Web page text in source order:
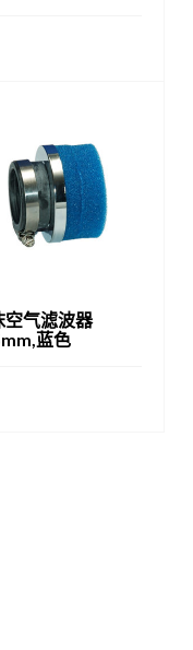
空气滤波器
蓝色